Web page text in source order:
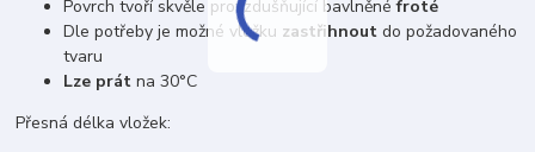
Povrch tvoří skvěle provzdušňující bavlněnéfroté
Dle potřeby je možné vložku zastřihnout do požadovaného
tvaru
Lze prát na 30°C
Přesná délka vložek: